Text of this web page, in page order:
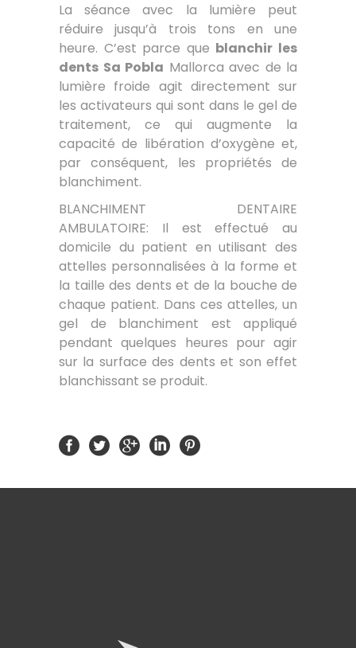
La séance avec la lumière peut
réduire jusqu’à trois tons en une
heure. C’est parce que blanchir les
dents Sa Pobla Mallorca avec de la
lumière froide agit directement sur
les activateurs qui sont dans le gel de
traitement, ce qui augmente la
capacité de libération d’oxygène et,
par conséquent, les propriétés de
blanchiment.
BLANCHIMENT DENTAIRE
AMBULATOIRE: Il est effectué au
domicile du patient en utilisant des
attelles personnalisées à la forme et
la taille des dents et de la bouche de
chaque patient. Dans ces attelles, un
gel de blanchiment est appliqué
pendant quelques heures pour agir
sur la surface des dents et son effet
blanchissant se produit.